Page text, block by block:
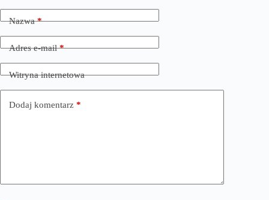
Nazwa*
Adres e-mail*
Witryna internetowa
Dodaj komentarz *